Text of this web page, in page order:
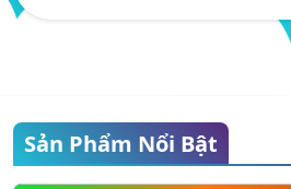
Sản Phẩm Nổi Bật